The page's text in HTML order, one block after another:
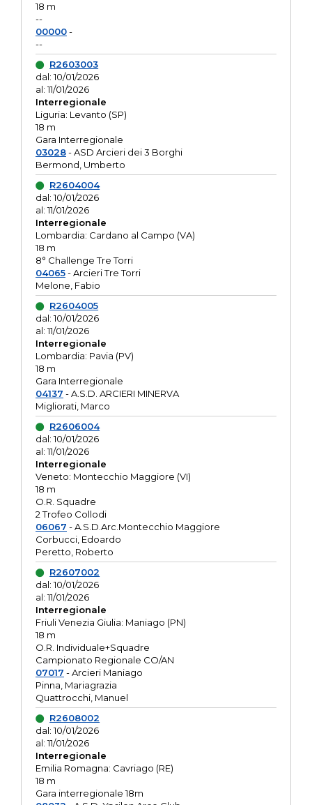
18 m
--
00000-
--
R2603003
dal: 10/01/2026
al: 11/01/2026
Interregionale
Liguria: Levanto (SP)
18 m
Gara Interregionale
03028- ASD Arcieri dei 3 Borghi
Bermond, Umberto
R2604004
dal: 10/01/2026
al: 11/01/2026
Interregionale
Lombardia: Cardano al Campo (VA)
18 m
8° Challenge Tre Torri
04065- Arcieri Tre Torri
Melone, Fabio
R2604005
dal: 10/01/2026
al: 11/01/2026
Interregionale
Lombardia: Pavia (PV)
18 m
Gara Interregionale
04137 - A.S.D. ARCIERI MINERVA
Migliorati, Marco
R2606004
dal: 10/01/2026
al: 11/01/2026
Interregionale
Veneto: Montecchio Maggiore (VI)
18 m
O.R. Squadre
2 Trofeo Collodi
06067 - A.S.D.Arc.Montecchio Maggiore
Corbucci, Edoardo
Peretto, Roberto
R2607002
dal: 10/01/2026
al: 11/01/2026
Interregionale
Friuli Venezia Giulia: Maniago (PN)
18 m
O.R. Individuale+Squadre
Campionato Regionale CO/AN
07017 - Arcieri Maniago
Pinna, Mariagrazia
Quattrocchi, Manuel
R2608002
dal: 10/01/2026
al: 11/01/2026
Interregionale
Emilia Romagna: Cavriago (RE)
18 m
Gara interregionale 18m